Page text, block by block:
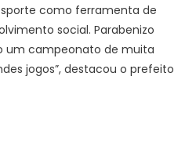
como ferramenta de
social. Parabenizo
um campeonato de muita
jogos”, destacou o prefeito